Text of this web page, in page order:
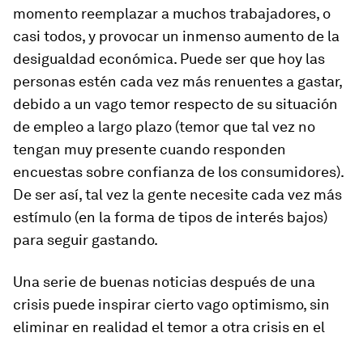
momento reemplazar a muchos trabajadores, o
casi todos, y provocar un inmenso aumento de la
desigualdad económica. Puede ser que hoy las
personas estén cada vez más renuentes a gastar,
debido a un vago temor respecto de su situación
de empleo a largo plazo (temor que tal vez no
tengan muy presente cuando responden
encuestas sobre confianza de los consumidores).
De ser así, tal vez la gente necesite cada vez más
estímulo (en la forma de tipos de interés bajos)
para seguir gastando.
Una serie de buenas noticias después de una
crisis puede inspirar cierto vago optimismo, sin
eliminar en realidad el temor a otra crisis en el